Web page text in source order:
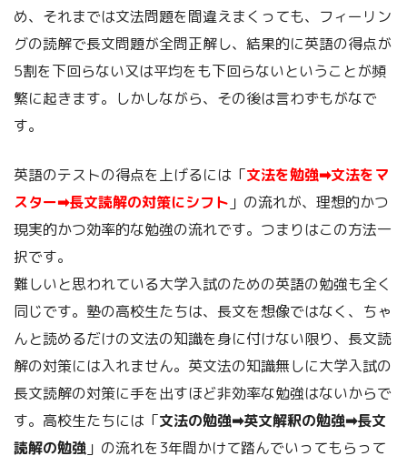
め、それまでは文法問題を間違えまくっても、フィーリン
グの読解で長文問題が全問正解し、結果的に英語の得点が
5割を下回らない又は平均をも下回らないということが頻
繁に起きます。しかしながら、その後は言わずもがなで
す。
英語のテストの得点を上げるには「文法を勉強➡文法をマ
スター➡長文読解の対策にシフト 」の流れが、理想的かつ
現実的かつ効率的な勉強の流れです。つまりはこの方法一
択です。
難しいと思われている大学入試のための英語の勉強も全く
同じです。塾の高校生たちは、長文を想像ではなく、ちゃ
んと読めるだけの文法の知識を身に付けない限り、長文読
解の対策には入れません。英文法の知識無しに大学入試の
長文読解の対策に手を出すほど非効率な勉強はないからで
す。高校生たちには「文法の勉強➡英文解釈の勉強➡長文
読解の勉強 」の流れを3年間かけて踏んでいってもらって